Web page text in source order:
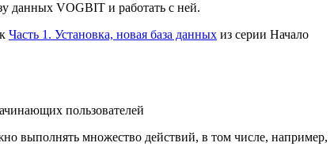
данных VOGBIT и работать с ней.
Часть 1. Установка, новая база данных из серии Начало
пользователей
выполнять множество действий, в том числе, например,